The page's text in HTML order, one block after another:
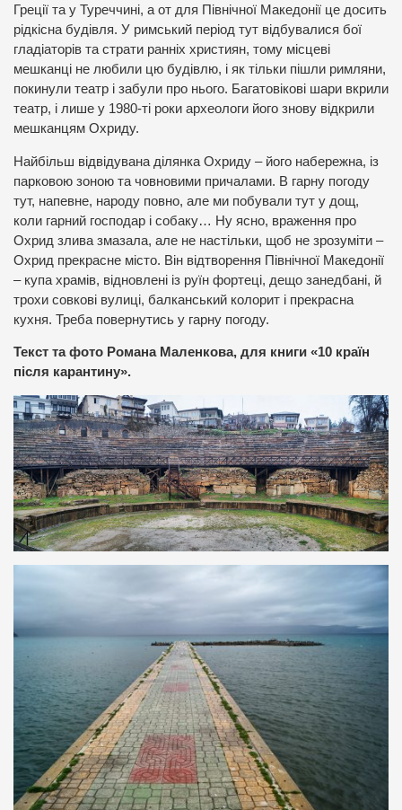
Греції та у Туреччині, а от для Північної Македонії це досить
рідкісна будівля. У римський період тут відбувалися бої
гладіаторів та страти ранніх християн, тому місцеві
мешканці не любили цю будівлю, і як тільки пішли римляни,
покинули театр і забули про нього. Багатовікові шари вкрили
театр, і лише у 1980-ті роки археологи його знову відкрили
мешканцям Охриду.
Найбільш відвідувана ділянка Охриду – його набережна, із
парковою зоною та човновими причалами. В гарну погоду
тут, напевне, народу повно, але ми побували тут у дощ,
коли гарний господар і собаку… Ну ясно, враження про
Охрид злива змазала, але не настільки, щоб не зрозуміти –
Охрид прекрасне місто. Він відтворення Північної Македонії
– купа храмів, відновлені із руїн фортеці, дещо занедбані, й
трохи совкові вулиці, балканський колорит і прекрасна
кухня. Треба повернутись у гарну погоду.
Текст та фото Романа Маленкова, для книги «10 країн
після карантину».